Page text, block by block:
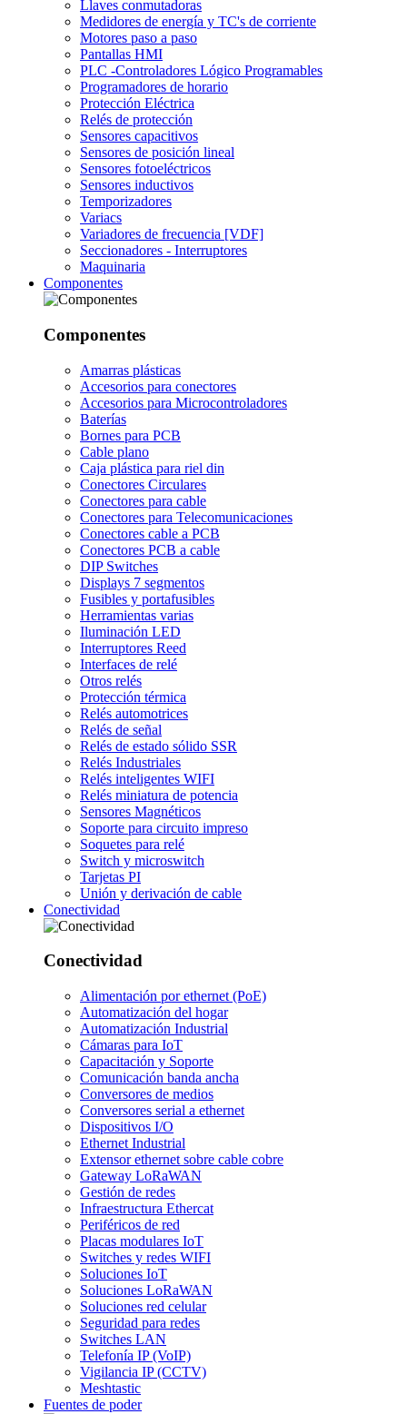
Llaves conmutadoras
Medidores de energía y TC's de corriente
Motores paso a paso
Pantallas HMI
PLC -Controladores Lógico Programables
Programadores de horario
Protección Eléctrica
Relés de protección
Sensores capacitivos
Sensores de posición lineal
Sensores fotoeléctricos
Sensores inductivos
Temporizadores
Variacs
Variadores de frecuencia [VDF]
Seccionadores - Interruptores
Maquinaria
Componentes
Componentes
Amarras plásticas
Accesorios para conectores
Accesorios para Microcontroladores
Baterías
Bornes para PCB
Cable plano
Caja plástica para riel din
Conectores Circulares
Conectores para cable
Conectores para Telecomunicaciones
Conectores cable a PCB
Conectores PCB a cable
DIP Switches
Displays 7 segmentos
Fusibles y portafusibles
Herramientas varias
Iluminación LED
Interruptores Reed
Interfaces de relé
Otros relés
Protección térmica
Relés automotrices
Relés de señal
Relés de estado sólido SSR
Relés Industriales
Relés inteligentes WIFI
Relés miniatura de potencia
Sensores Magnéticos
Soporte para circuito impreso
Soquetes para relé
Switch y microswitch
Tarjetas PI
Unión y derivación de cable
Conectividad
Conectividad
Alimentación por ethernet (PoE)
Automatización del hogar
Automatización Industrial
Cámaras para IoT
Capacitación y Soporte
Comunicación banda ancha
Conversores de medios
Conversores serial a ethernet
Dispositivos I/O
Ethernet Industrial
Extensor ethernet sobre cable cobre
Gateway LoRaWAN
Gestión de redes
Infraestructura Ethercat
Periféricos de red
Placas modulares IoT
Switches y redes WIFI
Soluciones IoT
Soluciones LoRaWAN
Soluciones red celular
Seguridad para redes
Switches LAN
Telefonía IP (VoIP)
Vigilancia IP (CCTV)
Meshtastic
Fuentes de poder